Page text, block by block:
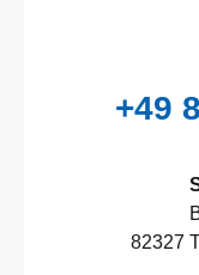
+49
82327